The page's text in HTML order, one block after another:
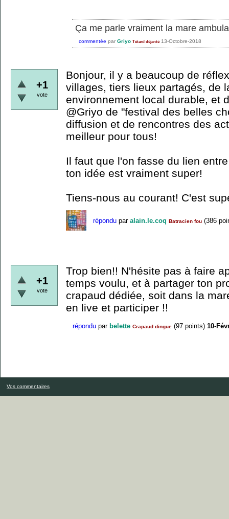
Ça me parle vraiment la mare
commentée par Griyo Tétard déjanté 13-Octobre-2018
+1
vote
Bonjour, il y a beaucoup de
villages, tiers lieux partagés, de
environnement local durable, et
@Griyo de "festival des belles
diffusion et de rencontres des
meilleur pour tous!
Il faut que l'on fasse du lien
ton idée est vraiment super!
Tiens-nous au courant! C'est
répondu par alain.le.coq Batracien fou (386
+1
vote
Trop bien!! N'hésite pas à faire
temps voulu, et à partager ton
crapaud dédiée, soit dans la
en live et participer !!
répondu par belette Crapaud dingue (97 points) 10-
Vos commentaires